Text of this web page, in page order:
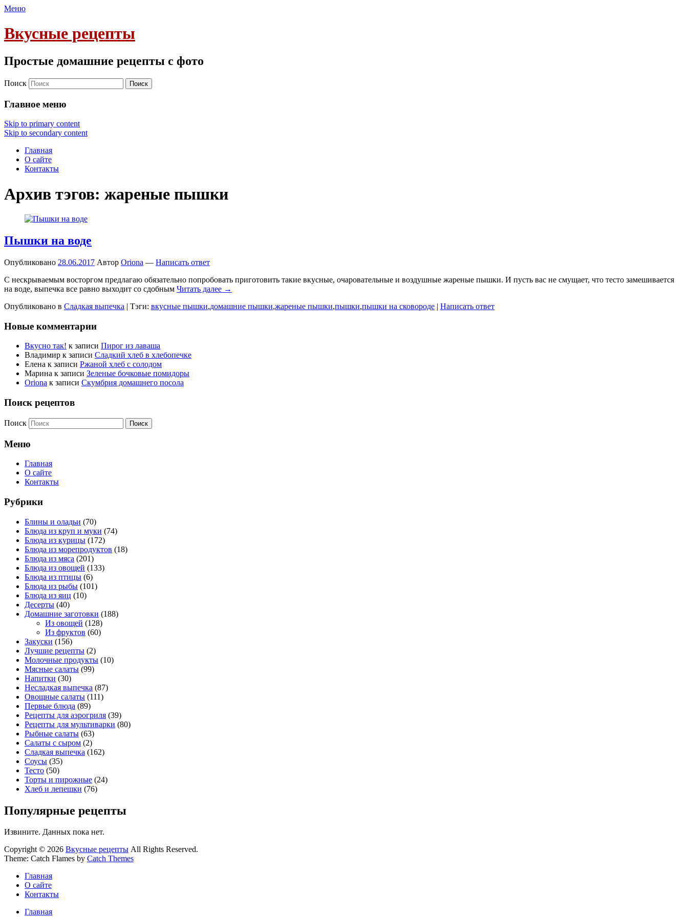
Меню
Вкусные рецепты
Простые домашние рецепты с фото
Поиск
Главное меню
Skip to primary content
Skip to secondary content
Главная
О сайте
Контакты
Архив тэгов: жареные пышки
Пышки на воде
Опубликовано 28.06.2017 Автор Oriona — Написать ответ
С нескрываемым восторгом предлагаю обязательно попробовать приготовить такие вкусные, очаровательные и воздушные жареные пышки. И пусть вас не смущает, что тесто замешивается
на воде, выпечка все равно выходит со сдобным Читать далее →
Опубликовано в Сладкая выпечка | Тэги: вкусные пышки,домашние пышки,жареные пышки,пышки,пышки на сковороде | Написать ответ
Новые комментарии
Вкусно так! к записи Пирог из лаваша
Владимир к записи Сладкий хлеб в хлебопечке
Елена к записи Ржаной хлеб с солодом
Марина к записи Зеленые бочковые помидоры
Oriona к записи Скумбрия домашнего посола
Поиск рецептов
Поиск
Меню
Главная
О сайте
Контакты
Рубрики
Блины и оладьи (70)
Блюда из круп и муки (74)
Блюда из курицы (172)
Блюда из морепродуктов (18)
Блюда из мяса (201)
Блюда из овощей (133)
Блюда из птицы (6)
Блюда из рыбы (101)
Блюда из яиц (10)
Десерты (40)
Домашние заготовки (188)
Из овощей (128)
Из фруктов (60)
Закуски (156)
Лучшие рецепты (2)
Молочные продукты (10)
Мясные салаты (99)
Напитки (30)
Несладкая выпечка (87)
Овощные салаты (111)
Первые блюда (89)
Рецепты для аэрогриля (39)
Рецепты для мультиварки (80)
Рыбные салаты (63)
Салаты с сыром (2)
Сладкая выпечка (162)
Соусы (35)
Тесто (50)
Торты и пирожные (24)
Хлеб и лепешки (76)
Популярные рецепты
Извините. Данных пока нет.
Copyright © 2026 Вкусные рецепты All Rights Reserved.
Theme: Catch Flames by Catch Themes
Главная
О сайте
Контакты
Главная